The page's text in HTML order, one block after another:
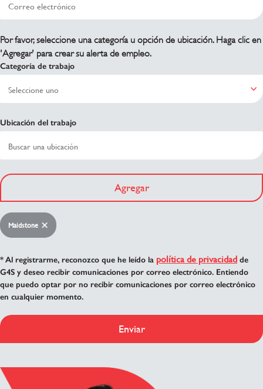
Por favor, seleccione una categoría u opción de ubicación. Haga clic en
'Agregar' para crear su alerta de empleo.
Categoría de trabajo
Ubicación del trabajo
Agregar
Maidstone
* Al registrarme, reconozco que he leído la política de privacidad de
G4S y deseo recibir comunicaciones por correo electrónico. Entiendo
que puedo optar por no recibir comunicaciones por correo electrónico
en cualquier momento.
Enviar